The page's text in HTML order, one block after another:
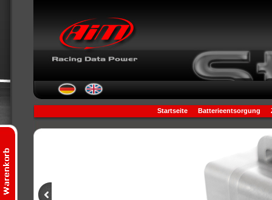
Startseite Batterieentsorgung